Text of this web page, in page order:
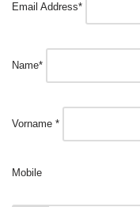
Email Address*
Name*
Vorname *
Mobile